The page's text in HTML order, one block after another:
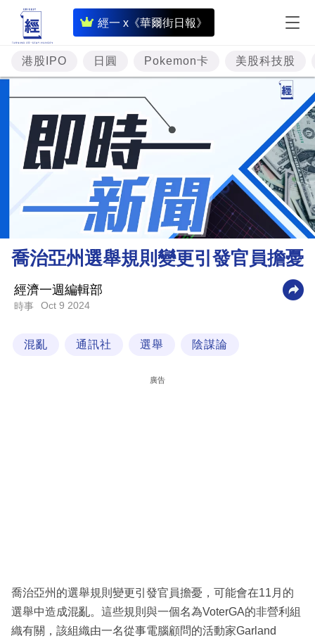
經一 x《華爾街日報》
即
時
財
經
專
題
投
資
樓
市
財
商
業
技
閱
區
港股IPO 日圓 Pokemon卡 美股科技股
喬治亞州選舉規則變更引發官員擔憂
經濟一週編輯部
時事 Oct 9 2024
混亂 通訊社 選舉 陰謀論
廣告
喬治亞州的選舉規則變更引發官員擔憂，可能會在11月的
選舉中造成混亂。這些規則與一個名為VoterGA的非營利組
織有關，該組織由一名從事電腦顧問的活動家Garland